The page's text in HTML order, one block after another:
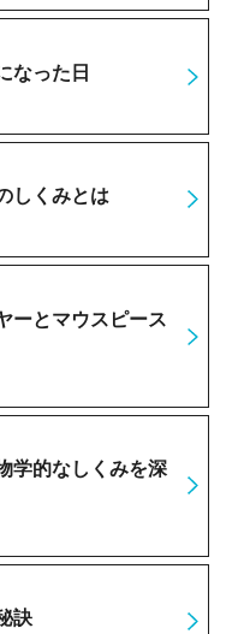
なった日
しくみとは
ーとマウスピース
学的なしくみを深
訣